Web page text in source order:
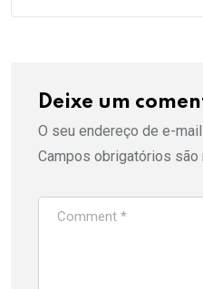
Deixe um
O seu endereço de e-
Campos obrigatórios são